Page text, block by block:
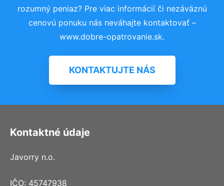
rozumný peniaz? Pre viac informácií či nezáväznú
cenovú ponuku nás neváhajte kontaktovať –
www.dobre-opatrovanie.sk.
KONTAKTUJTE NÁS
Kontaktné údaje
Javorry n.o.
IČO: 45747938